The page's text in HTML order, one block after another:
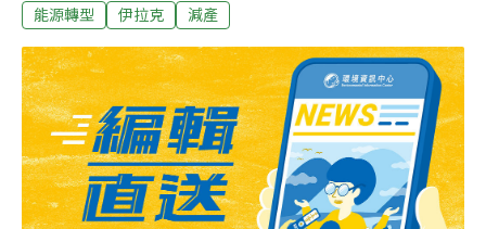
（Jabar Ali al-Luaibi）呼籲在伊拉克經營的本國與外國公
禮拜前，全球各大產油國才在阿爾及利亞集會達成八年來
首次的減產協議，而伊拉克上述聲明也讓外界覺得協議隨
時可能崩盤，減產只是說說而已。
能源轉型 伊拉克 減產